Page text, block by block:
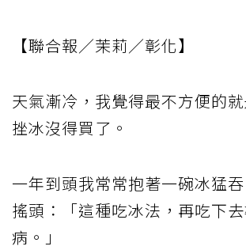
【聯合報／茉莉／彰化】
天氣漸冷，我覺得最不方便的
挫冰沒得買了。
一年到頭我常常抱著一碗冰猛
搖頭：「這種吃冰法，再吃下
病。」